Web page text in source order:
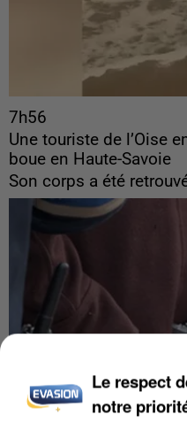
7h56
Une touriste de l’Oise
boue en Haute-Savoie
Son corps a été
Le respect
notre